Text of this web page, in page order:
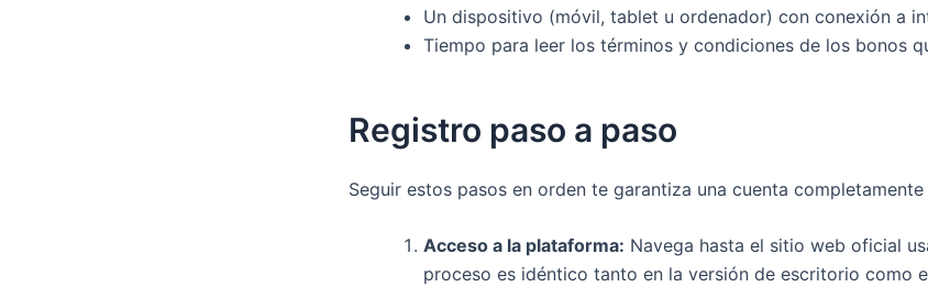
Un dispositivo (móvil, tablet u ordenador) con conexión a
Tiempo para leer los términos y condiciones de los bonos
Registro paso a paso
Seguir estos pasos en orden te garantiza una cuenta
Acceso a la plataforma: Navega hasta el sitio web oficial
proceso es idéntico tanto en la versión de escritorio como